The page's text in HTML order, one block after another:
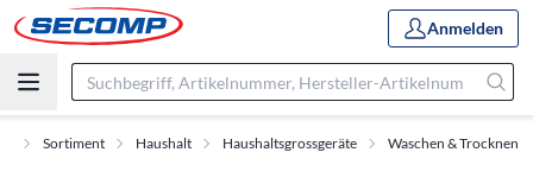
Anmelden
Sortiment Haushalt Haushaltsgrossgeräte Waschen & Trocknen